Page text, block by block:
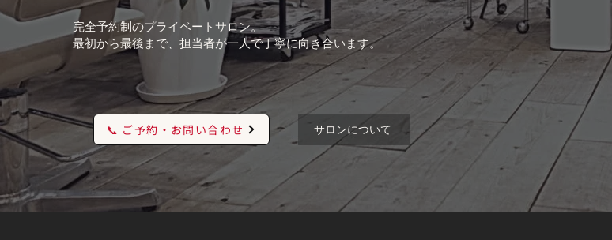
完全予約制のプライベートサロン。
最初から最後まで、担当者が一人で丁寧に向き合います。
📞 ご予約・お問い合わせ サロンについて